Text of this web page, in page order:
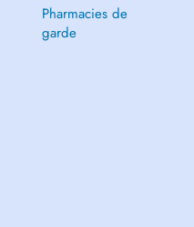
Pharmacies de
garde